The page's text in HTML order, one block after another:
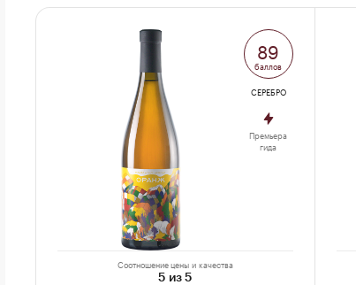
Соотношение цены и качества
5 из 5
89
баллов
СЕРЕБРО
Премьера
гида